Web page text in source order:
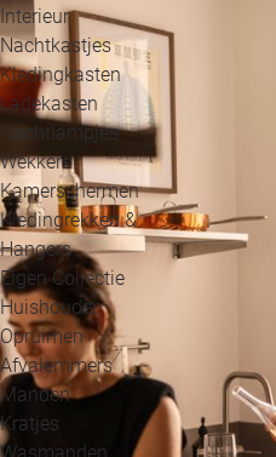
Interieur
Nachtkastjes
Kledingkasten
Ladekasten
Nachtlampjes
Wekkers
Kamerschermen
Kledingrekken &
Hangers
Eigen Collectie
Huishouden
Opruimen
Afvalemmers
Manden
Kratjes